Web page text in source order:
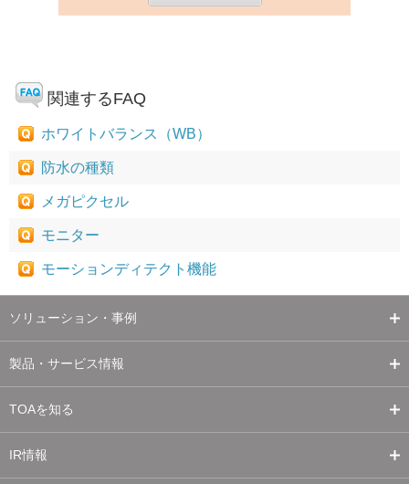
関連するFAQ
ホワイトバランス（WB）
防水の種類
メガピクセル
モニター
モーションディテクト機能
ソリューション・事例
製品・サービス情報
TOAを知る
IR情報